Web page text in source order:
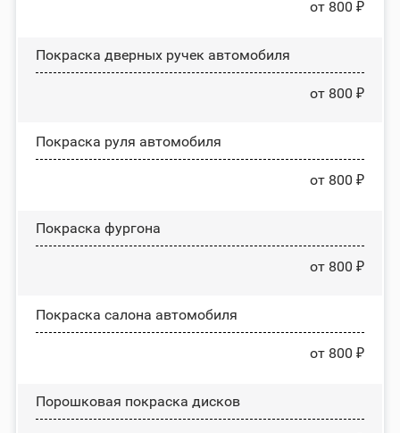
от 800 ₽
Покраска дверных ручек автомобиля
от 800 ₽
Покраска руля автомобиля
от 800 ₽
Покраска фургона
от 800 ₽
Покраска салона автомобиля
от 800 ₽
Порошковая покраска дисков